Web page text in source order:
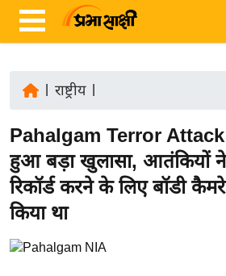
ज़ा
ख
ब
र
ष्ट्री
राष्ट्रीय|
Pahalgam Terror
हुआ बड़ा खुलासा, आतंकियों ने
रिकॉर्ड करने के लिए बॉडी
किया था